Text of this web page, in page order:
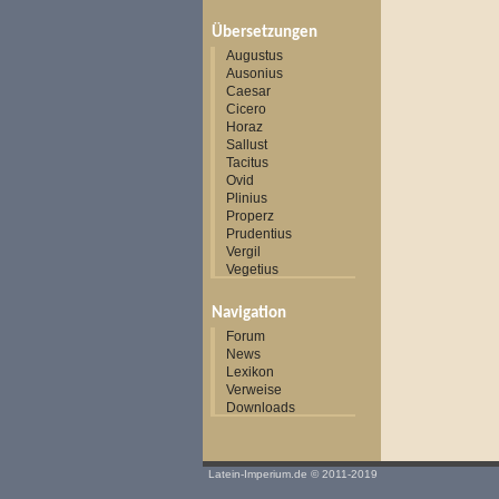
Übersetzungen
Augustus
Ausonius
Caesar
Cicero
Horaz
Sallust
Tacitus
Ovid
Plinius
Properz
Prudentius
Vergil
Vegetius
Navigation
Forum
News
Lexikon
Verweise
Downloads
Latein-Imperium.de © 2011-2019